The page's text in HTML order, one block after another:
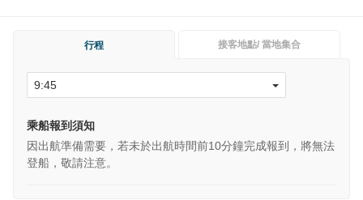
行程 接客地點/ 當地集合
乘船報到須知
因出航準備需要，若未於出航時間前10分鐘完成報到，將無法
登船，敬請注意。